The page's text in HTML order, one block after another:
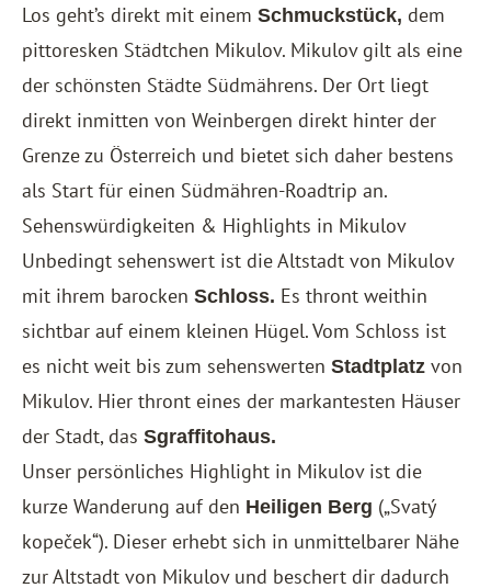
Los geht’s direkt mit einem Schmuckstück, dem
pittoresken Städtchen Mikulov. Mikulov gilt als eine
der schönsten Städte Südmährens. Der Ort liegt
direkt inmitten von Weinbergen direkt hinter der
Grenze zu Österreich und bietet sich daher bestens
als Start für einen Südmähren-Roadtrip an.
Sehenswürdigkeiten & Highlights in Mikulov
Unbedingt sehenswert ist die Altstadt von Mikulov
mit ihrem barocken Schloss. Es thront weithin
sichtbar auf einem kleinen Hügel. Vom Schloss ist
es nicht weit bis zum sehenswerten Stadtplatz von
Mikulov. Hier thront eines der markantesten Häuser
der Stadt, das Sgraffitohaus.
Unser persönliches Highlight in Mikulov ist die
kurze Wanderung auf den Heiligen Berg („Svatý
kopeček“). Dieser erhebt sich in unmittelbarer Nähe
zur Altstadt von Mikulov und beschert dir dadurch